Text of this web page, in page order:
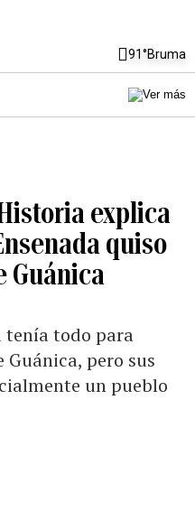
91°Bruma
explica
quiso
Guánica
tenía todo para
pero sus
un pueblo